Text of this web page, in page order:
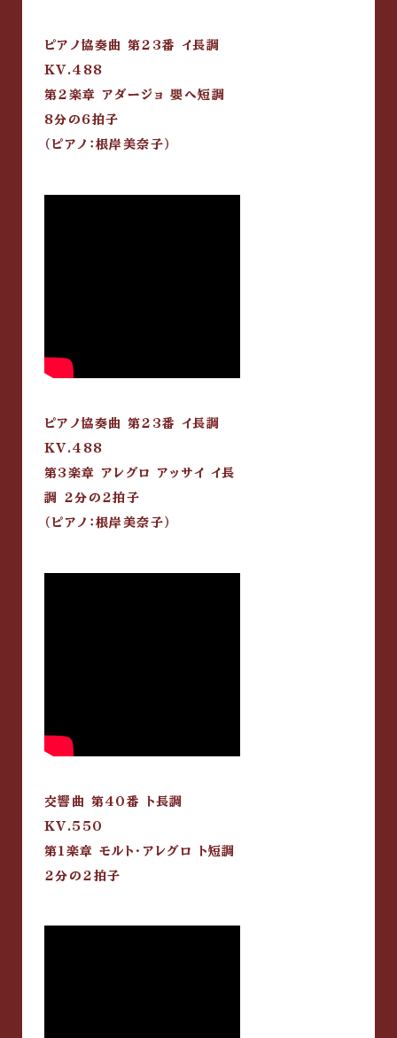
ピアノ協奏曲 第23番 イ長調
KV.488
第2楽章 アダージョ 嬰ヘ短調
8分の6拍子
（ピアノ：根岸美奈子）
ピアノ協奏曲 第23番 イ長調
KV.488
第3楽章 アレグロ アッサイ イ長
調 2分の2拍子
（ピアノ：根岸美奈子）
交響曲 第40番 ト長調
KV.550
第1楽章 モルト・アレグロ ト短調
2分の2拍子